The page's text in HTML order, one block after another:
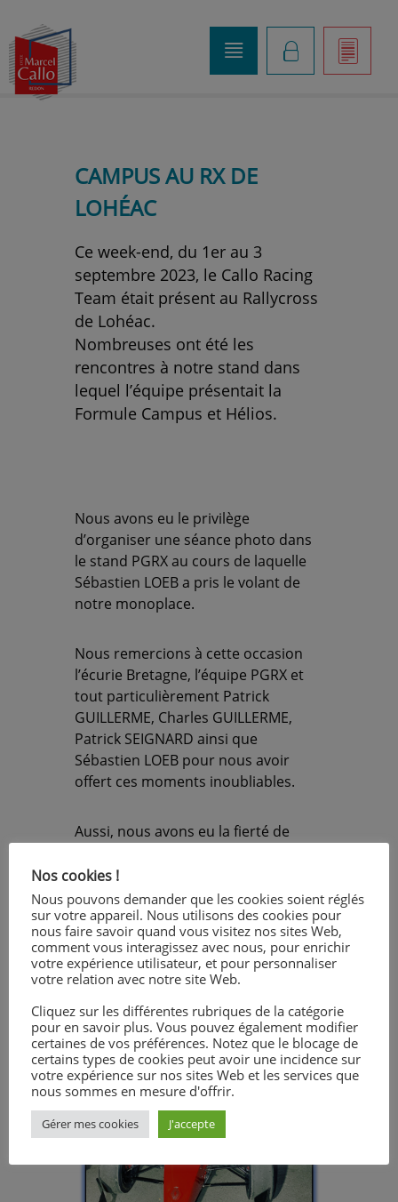
]
K
o
CAMPUS AU RX DE
LOHÉAC
Ce week-end, du 1er au 3
septembre 2023, le Callo Racing
Team était présent au Rallycross
de Lohéac.
Nombreuses ont été les
rencontres à notre stand dans
lequel l’équipe présentait la
Formule Campus et Hélios.
Nous avons eu le privilège
d’organiser une séance photo dans
le stand PGRX au cours de laquelle
Sébastien LOEBa pris le volant de
notre monoplace.
Nous remercions à cette occasion
l’écurie Bretagne, l’équipe PGRX et
tout particulièrement Patrick
GUILLERME, Charles GUILLERME,
Patrick SEIGNARD ainsi que
Sébastien LOEB pour nous avoir
offert ces moments inoubliables.
Aussi, nous avons eu la fierté de
élève de notre établissement,
œuvrant dans l’équipe PGRX.
Nos cookies !
Nous pouvons demander que les cookies soient réglés
sur votre appareil. Nous utilisons des cookies pour
nous faire savoir quand vous visitez nos sites Web,
comment vous interagissez avec nous, pour enrichir
votre expérience utilisateur, et pour personnaliser
votre relation avec notre site Web.
Cliquez sur les différentes rubriques de la catégorie
pour en savoir plus. Vous pouvez également modifier
certaines de vos préférences. Notez que le blocage de
certains types de cookies peut avoir une incidence sur
votre expérience sur nos sites Web et les services que
nous sommes en mesure d'offrir.
Gérer mes cookies J'accepte